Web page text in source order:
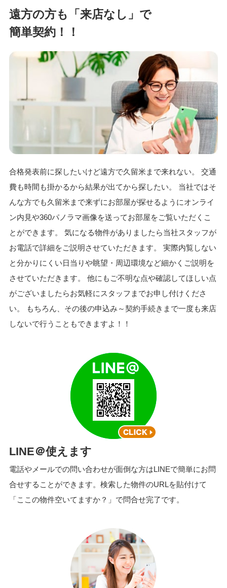
遠方の方も「来店なし」で
簡単契約！！
合格発表前に探したいけど遠方で久留米まで来れない。 交通
費も時間も掛かるから結果が出てから探したい。 当社ではそ
んな方でも久留米まで来ずにお部屋が探せるようにオンライ
ン内見や360パノラマ画像を送ってお部屋をご覧いただくこ
とができます。 気になる物件がありましたら当社スタッフが
お電話で詳細をご説明させていただきます。 実際内覧しない
と分かりにくい日当りや眺望・周辺環境など細かくご説明を
させていただきます。 他にもご不明な点や確認してほしい点
がございましたらお気軽にスタッフまでお申し付けくださ
い。 もちろん、その後の申込み～契約手続きまで一度も来店
しないで行うこともできますよ！！
LINE＠使えます
電話やメールでの問い合わせが面倒な方はLINEで簡単にお問
合せすることができます。検索した物件のURLを貼付けて
「ここの物件空いてますか？」で問合せ完了です。